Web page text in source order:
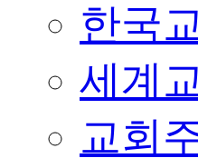
한국
세계
교회